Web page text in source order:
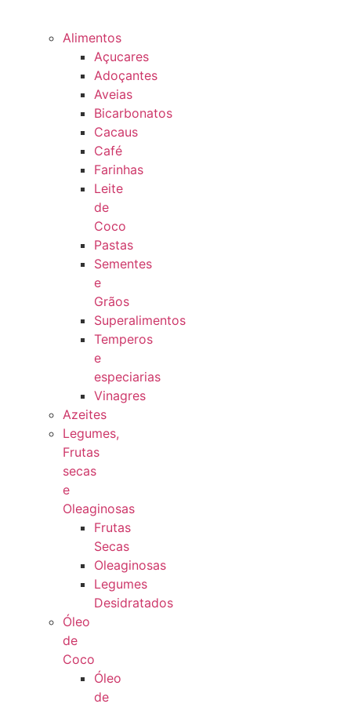
Alimentos
Açucares
Adoçantes
Aveias
Bicarbonatos
Cacaus
Café
Farinhas
Leite
de
Coco
Pastas
Sementes
e
Grãos
Superalimentos
Temperos
e
especiarias
Vinagres
Azeites
Legumes,
Frutas
secas
e
Oleaginosas
Frutas
Secas
Oleaginosas
Legumes
Desidratados
Óleo
de
Coco
Óleo
de